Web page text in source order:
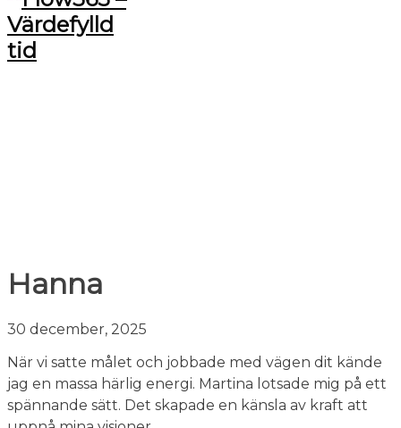
Hanna
30 december, 2025
När vi satte målet och jobbade med vägen dit kände
jag en massa härlig energi. Martina lotsade mig på ett
spännande sätt. Det skapade en känsla av kraft att